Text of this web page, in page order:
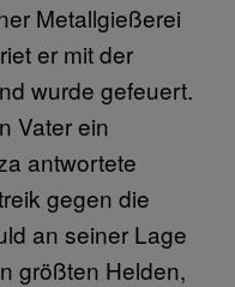
Metallgießerei
er mit der
wurde gefeuert.
Vater ein
antwortete
gegen die
an seiner Lage
größten Helden,